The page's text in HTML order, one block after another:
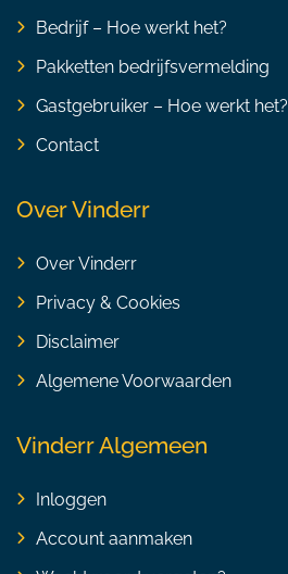
Bedrijf – Hoe werkt het?
Pakketten bedrijfsvermelding
Gastgebruiker – Hoe werkt het?
Contact
Over Vinderr
Over Vinderr
Privacy & Cookies
Disclaimer
Algemene Voorwaarden
Vinderr Algemeen
Inloggen
Account aanmaken